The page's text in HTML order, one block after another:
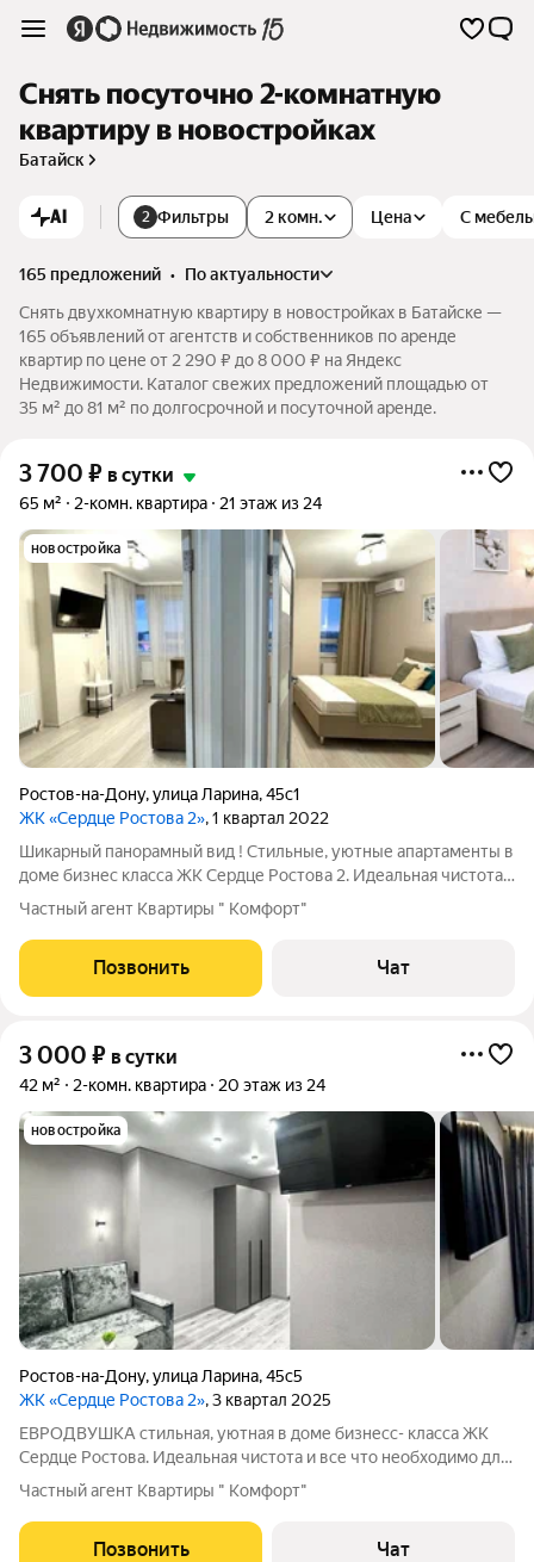
Снять посуточно 2-комнатную
квартиру в новостройках
Батайск
AI 2 Фильтры Цена
2 комн. С
165 предложений •
по актуальности
Снять двухкомнатную квартиру в новостройках в Батайске —
165 объявлений от агентств и собственников по аренде
квартир по цене от 2 290 ₽ до 8 000 ₽ на Яндекс
Недвижимости. Каталог свежих предложений площадью от
35 м² до 81 м² по долгосрочной и посуточной аренде.
3 700 ₽ в сутки
65 м² 2-комн. квартира 21 этаж из 24
новостройка
Ростов-на-Дону,улица Ларина,45с1
ЖК «Сердце Ростова 2», 1 квартал 2022
Шикарный панорамный вид ! Стильные, уютные апартаменты в
доме бизнес класса ЖК Сердце Ростова 2. Идеальная чистота
и все что необходимо для комфортного проживания. ДО
АКВАПАРКА H2O ПЕШКОМ 3 МИНУТЫ ДО ЦЕНТРА 10 МИН
ЕЗДЫ. Цена зависит от количества
Частный агент Квартиры " Комфорт"
Позвонить Чат
3 000 ₽ в сутки
42 м² 2-комн. квартира 20 этаж из 24
новостройка
Ростов-на-Дону,улица Ларина,45с5
ЖК «Сердце Ростова 2», 3 квартал 2025
ЕВРОДВУШКА стильная, уютная в доме бизнесс- класса ЖК
Сердце Ростова. Идеальная чистота и все что необходимо для
комфортного проживания. ДО АКВАПАРКА H2O ПЕШКОМ 3
абсолютно всем, что может
Частный агент Квартиры " Комфорт"
Позвонить Чат